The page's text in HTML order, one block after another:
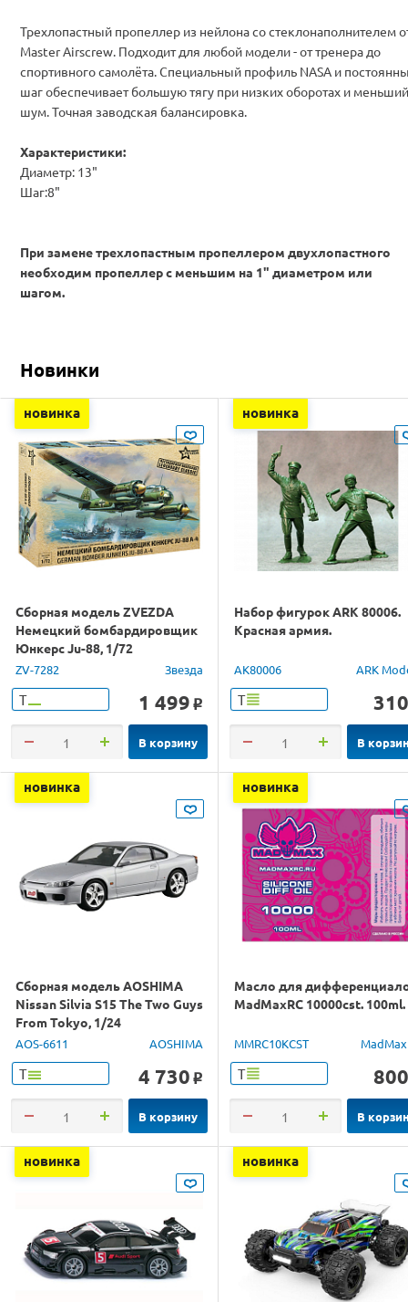
Трехлопастный пропеллер из нейлона со стеклонаполнителем
Master Airscrew. Подходит для любой модели - от тренера до
спортивного самолёта. Специальный профиль NASA и
шаг обеспечивает большую тягу при низких оборотах и меньший
шум. Точная заводская балансировка.
Характеристики:
Диаметр: 13"
Шаг:8"
При замене трехлопастным пропеллером двухлопастного
необходим пропеллер с меньшим на 1" диаметром или
шагом.
Новинки
новинка
Сборная модель ZVEZDA
Немецкий бомбардировщик
Юнкерс Ju-88, 1/72
ZV-7282 Звезда
Т 1 499 o
В корзину
новинка
Набор фигурок ARK 80006.
Красная армия.
AK80006 ARK
Т 310
В
новинка
Сборная модель AOSHIMA
Nissan Silvia S15 The Two Guys
From Tokyo, 1/24
AOS-6611 AOSHIMA
Т 4 730 o
В корзину
новинка
Масло для
MadMaxRC 10000cst. 100ml.
MMRC10KCST
Т 800
В
новинка новинка